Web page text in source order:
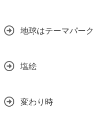
地球はテーマパーク
塩絵
変わり時